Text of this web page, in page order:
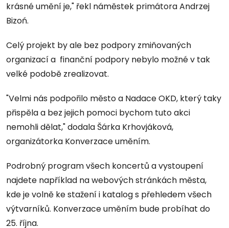
krásné umění je," řekl náměstek primátora Andrzej
Bizoń.
Celý projekt by ale bez podpory zmiňovaných
organizací a finanční podpory nebylo možné v tak
velké podobě zrealizovat.
"Velmi nás podpořilo město a Nadace OKD, který taky
přispěla a bez jejich pomoci bychom tuto akci
nemohli dělat," dodala Šárka Krhovjáková,
organizátorka Konverzace uměním.
Podrobný program všech koncertů a vystoupení
najdete například na webových stránkách města,
kde je volně ke stažení i katalog s přehledem všech
výtvarníků. Konverzace uměním bude probíhat do
25. října.